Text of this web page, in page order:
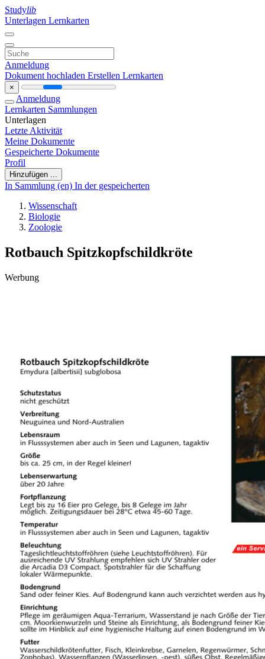
Studylib
Unterlagen Lernkarten
Anmeldung
Dokument hochladen Erstellen Lernkarten
×
Anmeldung
Lernkarten Sammlungen
Unterlagen
Letzte Aktivität
Meine Dokumente
Gespeicherte Dokumente
Profil
Hinzufügen ...
In Sammlung (en) In der gespeicherten
Wissenschaft
Biologie
Zoologie
Rotbauch Spitzkopfschildkröte
Werbung